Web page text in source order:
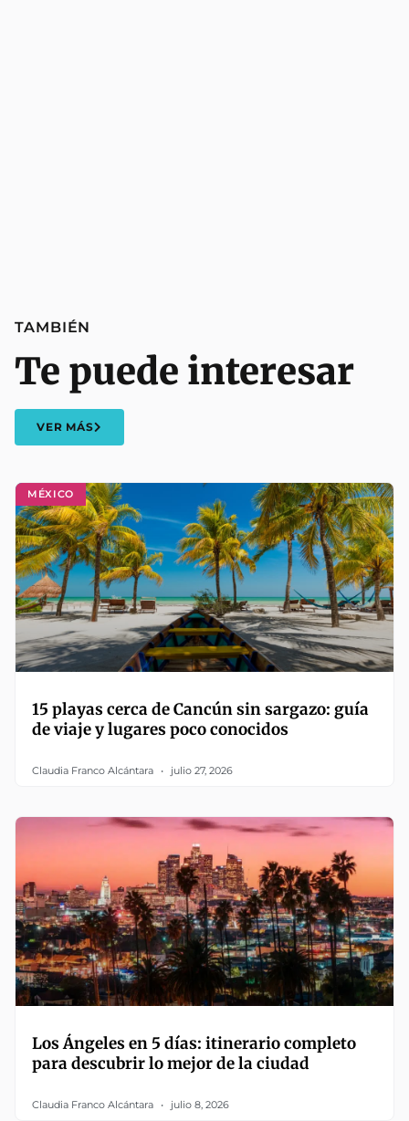
MÉXICO
15 playas cerca de Cancún sin sargazo: guía
de viaje y lugares poco conocidos
Claudia Franco Alcántara julio 27, 2026
Los Ángeles en 5 días: itinerario completo
para descubrir lo mejor de la ciudad
Claudia Franco Alcántara julio 8, 2026
TAMBIÉN
Te puede interesar
VER MÁS